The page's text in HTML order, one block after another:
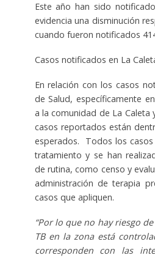
Este año han sido
evidencia una disminución
cuando fueron notificados
Casos notificados en La
En relación con los casos
de Salud, específicamente
a la comunidad de La Caleta
casos reportados están
esperados. Todos los
tratamientoy se han
de rutina, como censo y
administración deterapia
casos que apliquen.
“Por lo que no hay riesgo
TB en la zona está
corresponden con las